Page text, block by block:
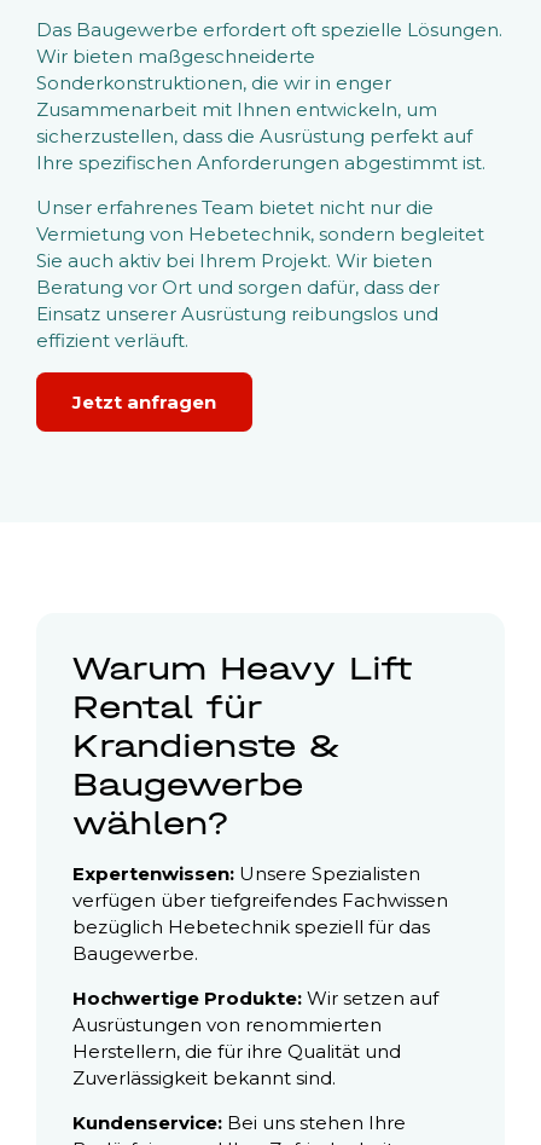
Das Baugewerbe erfordert oft spezielle Lösungen.
Wir bieten maßgeschneiderte
Sonderkonstruktionen, die wir in enger
Zusammenarbeit mit Ihnen entwickeln, um
sicherzustellen, dass die Ausrüstung perfekt auf
Ihre spezifischen Anforderungen abgestimmt ist.
Unser erfahrenes Team bietet nicht nur die
Vermietung von Hebetechnik, sondern begleitet
Sie auch aktiv bei Ihrem Projekt. Wir bieten
Beratung vor Ort und sorgen dafür, dass der
Einsatz unserer Ausrüstung reibungslos und
effizient verläuft.
Jetzt anfragen
Warum Heavy Lift
Rental für
Krandienste &
Baugewerbe
wählen?
Expertenwissen: Unsere Spezialisten
verfügen über tiefgreifendes Fachwissen
bezüglich Hebetechnik speziell für das
Baugewerbe.
Hochwertige Produkte: Wir setzen auf
Ausrüstungen von renommierten
Herstellern, die für ihre Qualität und
Zuverlässigkeit bekannt sind.
Kundenservice: Bei uns stehen Ihre